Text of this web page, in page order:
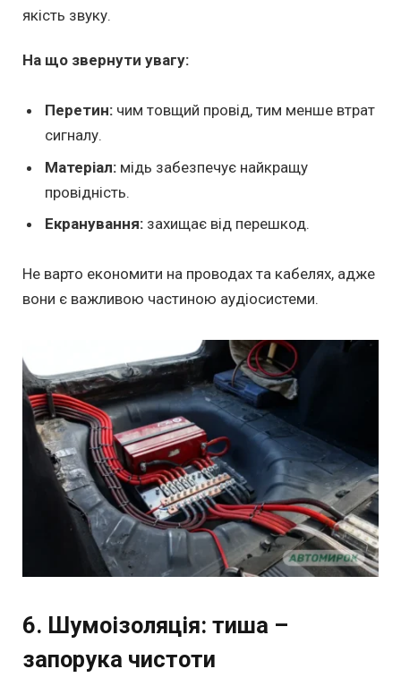
якість звуку.
На що звернути увагу:
Перетин: чим товщий провід, тим менше втрат
сигналу.
Матеріал: мідь забезпечує найкращу
провідність.
Екранування: захищає від перешкод.
Не варто економити на проводах та кабелях, адже
вони є важливою частиною аудіосистеми.
6. Шумоізоляція: тиша –
запорука чистоти